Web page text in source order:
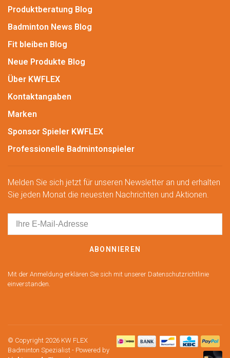
Produktberatung Blog
Badminton News Blog
Fit bleiben Blog
Neue Produkte Blog
Über KWFLEX
Kontaktangaben
Marken
Sponsor Spieler KWFLEX
Professionelle Badmintonspieler
Melden Sie sich jetzt für unseren Newsletter an und erhalten
Sie jeden Monat die neuesten Nachrichten und Aktionen.
ABONNIEREN
Mit der Anmeldung erklären Sie sich mit unserer Datenschutzrichtlinie
einverstanden.
© Copyright 2026 KW FLEX
Badminton Spezialist - Powered by